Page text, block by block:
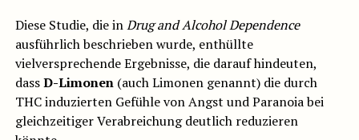
Diese Studie, die inDrug and Alcohol Dependence
ausführlich beschrieben wurde, enthüllte
vielversprechende Ergebnisse, die darauf hindeuten,
dassD-Limonen(auch Limonen genannt) die durch
THC induzierten Gefühle von Angst und Paranoia bei
gleichzeitiger Verabreichung deutlich reduzieren